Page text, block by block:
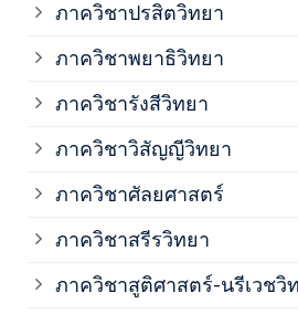
ภาควิชาปรสิตวิทยา
ภาควิชาพยาธิวิทยา
ภาควิชารังสีวิทยา
ภาควิชาวิสัญญีวิทยา
ภาควิชาศัลยศาสตร์
ภาควิชาสรีรวิทยา
ภาควิชาสูติศาสตร์-นรีเวชวิ